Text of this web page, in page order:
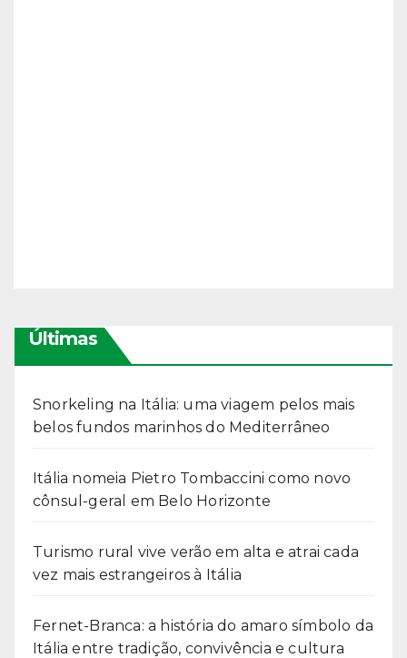
Últimas
Snorkeling na Itália: uma viagem pelos mais
belos fundos marinhos do Mediterrâneo
Itália nomeia Pietro Tombaccini como novo
cônsul-geral em Belo Horizonte
Turismo rural vive verão em alta e atrai cada
vez mais estrangeiros à Itália
Fernet-Branca: a história do amaro símbolo da
Itália entre tradição, convivência e cultura